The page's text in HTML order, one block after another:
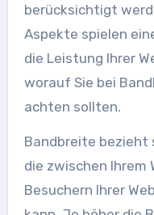
berücksichtigt
Aspekte spielen
die Leistung Ihrer
worauf Sie bei
achten sollten.
Bandbreite bezieht
die zwischen Ihrem
Besuchern Ihrer